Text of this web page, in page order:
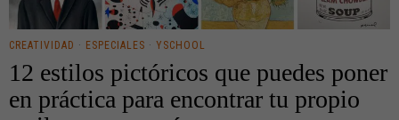
CREATIVIDAD · ESPECIALES · YSCHOOL
12 estilos pictóricos que puedes poner
en práctica para encontrar tu propio